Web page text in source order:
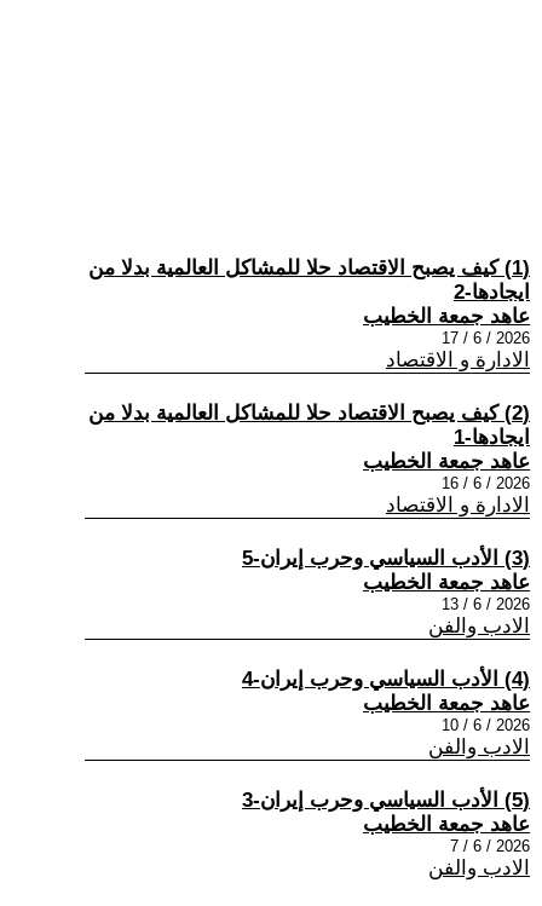
(1) كيف يصبح الاقتصاد حلا للمشاكل العالمية بدلا من
ايجادها-2
عاهد جمعة الخطيب
2026 / 6 / 17
الادارة و الاقتصاد
(2) كيف يصبح الاقتصاد حلا للمشاكل العالمية بدلا من
ايجادها-1
عاهد جمعة الخطيب
2026 / 6 / 16
الادارة و الاقتصاد
(3) الأدب السياسي وحرب إيران-5
عاهد جمعة الخطيب
2026 / 6 / 13
الادب والفن
(4) الأدب السياسي وحرب إيران-4
عاهد جمعة الخطيب
2026 / 6 / 10
الادب والفن
(5) الأدب السياسي وحرب إيران-3
عاهد جمعة الخطيب
2026 / 6 / 7
الادب والفن